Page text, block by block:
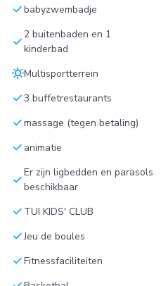
checkbabyzwembadje
check 2 buitenbaden en 1
kinderbad
sunnyMultisportterrein
check3 buffetrestaurants
checkmassage (tegen betaling)
check animatie
checkEr zijn ligbedden en parasols
beschikbaar
check TUI KIDS' CLUB
checkJeu de boules
checkFitnessfaciliteiten